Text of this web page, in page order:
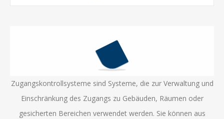
Zugangskontrollsysteme sind Systeme, die zur Verwaltung und
Einschränkung des Zugangs zu Gebäuden, Räumen oder
gesicherten Bereichen verwendet werden. Sie können aus